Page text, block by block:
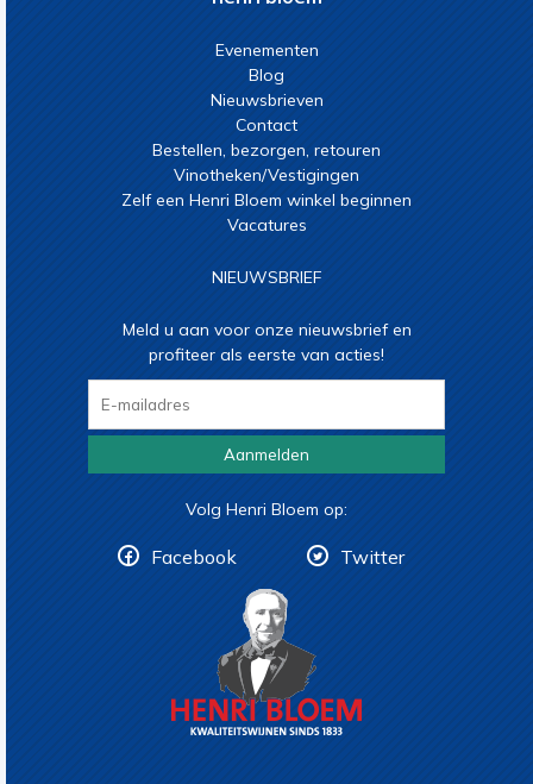
Evenementen
Blog
Nieuwsbrieven
Contact
Bestellen, bezorgen, retouren
Vinotheken/Vestigingen
Zelf een Henri Bloem winkel beginnen
Vacatures
NIEUWSBRIEF
Meld u aan voor onze nieuwsbrief en
profiteer als eerste van acties!
Aanmelden
Volg Henri Bloem op:
Facebook Twitter